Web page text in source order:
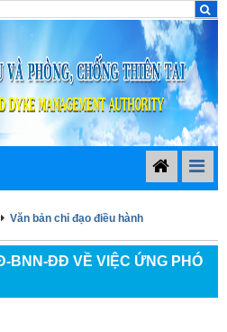
Văn bản chỉ đạo điều hành
BNN-ĐĐ VỀ VIỆC ỨNG PHÓ